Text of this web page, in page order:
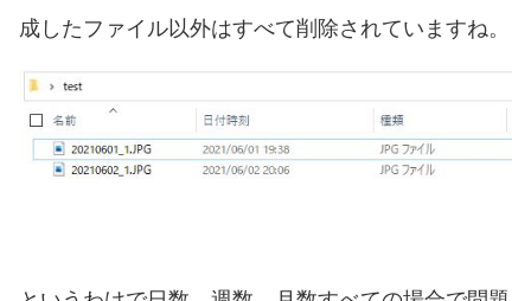
成したファイル以外はすべて削除されていますね。